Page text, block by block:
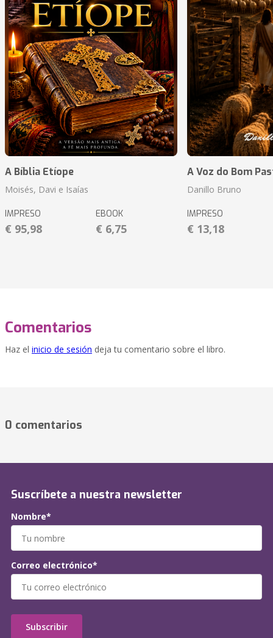
A Bíblia Etíope
Moisés, Davi e Isaías
IMPRESO
€ 95,98
EBOOK
€ 6,75
A Voz do Bom
Danillo Bruno
IMPRESO
€ 13,18
Comentarios
Haz el inicio de sesión deja tu comentario sobre el libro.
0 comentarios
Suscríbete a nuestra newsletter
Nombre*
Correo electrónico*
Subscribir